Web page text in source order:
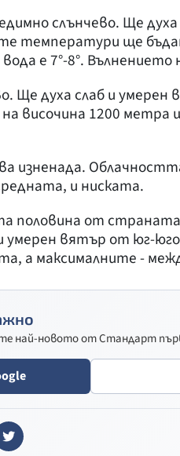
слънчево. Ще
температури ще
е 7°-8°.
Ще духа слаб и
височина 1200 метра
изненада.
и ниската.
половина от
умерен вятър от юг-
а максималните -
най-новото от Стандарт